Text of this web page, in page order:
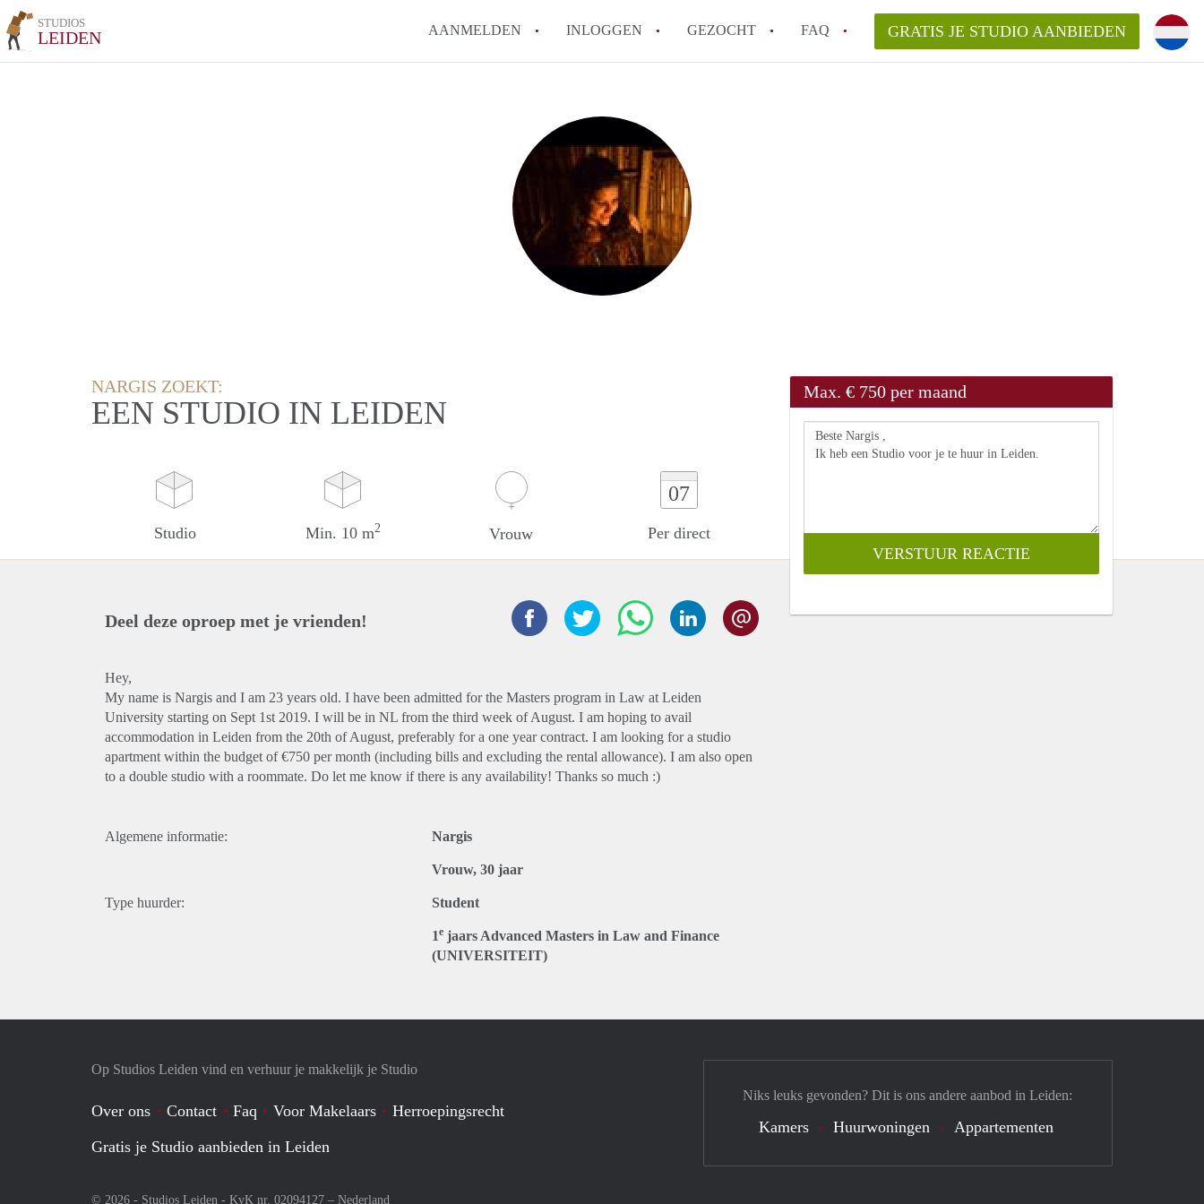
STUDIOS
LEIDEN AANMELDEN INLOGGEN GEZOCHT FAQ
Hoeveel kost het om te reageren op een Studio in Leiden?
Wat is de privacyverklaring van StudiosLeiden?
Berekent StudiosLeiden makelaarsvergoeding/bemiddelingsvergoeding?
Alle veelgestelde vragen
GRATIS JE STUDIO AANBIEDEN
NARGIS ZOEKT:
EEN STUDIO IN LEIDEN
Studio Min. 10 m2 Vrouw
07
Per direct
Max. € 750 per maand
Deel deze oproep met je vrienden!
Hey,
My name is Nargis and I am 23 years old. I have been admitted for the Masters program in Law at Leiden
University starting on Sept 1st 2019. I will be in NL from the third week of August. I am hoping to avail
accommodation in Leiden from the 20th of August, preferably for a one year contract. I am looking for a studio
apartment within the budget of €750 per month (including bills and excluding the rental allowance). I am also open
to a double studio with a roommate. Do let me know if there is any availability! Thanks so much :)
Algemene informatie: Nargis
Vrouw, 30 jaar
Type huurder: Student
1e jaars Advanced Masters in Law and Finance
(UNIVERSITEIT)
Op Studios Leiden vind en verhuur je makkelijk je Studio
Over ons Contact Faq Voor Makelaars
Herroepingsrecht
Gratis je Studio aanbieden in Leiden
© 2026 - Studios Leiden - KvK nr. 02094127 – Nederland
Niks leuks gevonden? Dit is ons andere aanbod in Leiden:
Kamers Huurwoningen Appartementen